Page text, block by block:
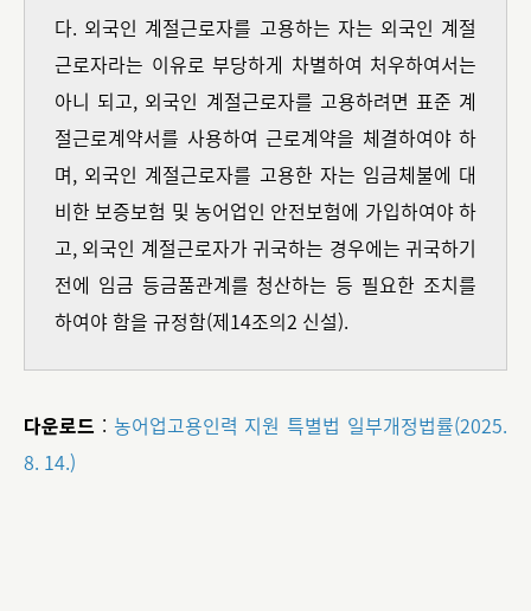
다. 외국인 계절근로자를 고용하는 자는 외국인 계절
근로자라는 이유로 부당하게 차별하여 처우하여서는
아니 되고, 외국인 계절근로자를 고용하려면 표준 계
절근로계약서를 사용하여 근로계약을 체결하여야 하
며, 외국인 계절근로자를 고용한 자는 임금체불에 대
비한 보증보험 및 농어업인 안전보험에 가입하여야 하
고, 외국인 계절근로자가 귀국하는 경우에는 귀국하기
전에 임금 등금품관계를 청산하는 등 필요한 조치를
하여야 함을 규정함(제14조의2 신설).
다운로드 : 농어업고용인력 지원 특별법 일부개정법률(2025.
8. 14.)